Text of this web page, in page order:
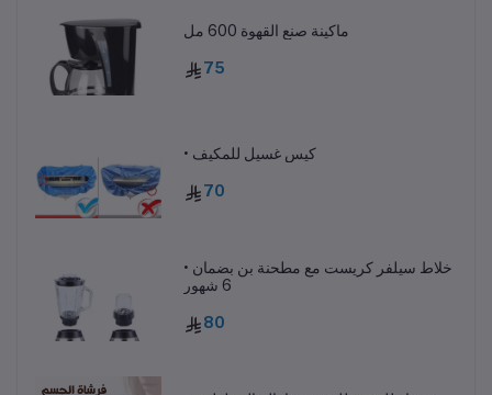
ماكينة صنع القهوة 600 مل
75
• كيس غسيل للمكيف
70
• خلاط سيلفر كريست مع مطحنة بن بضمان
6 شهور
80